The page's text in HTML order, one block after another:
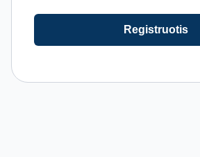
Registruotis